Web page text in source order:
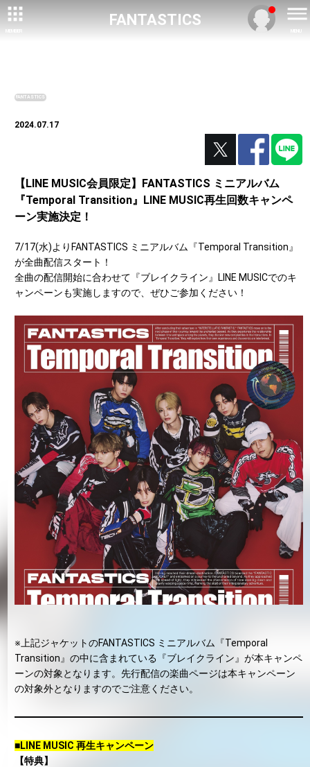
MEMBER MENU
FANTASTICS
FANTASTICS
2024.07.17
【LINE MUSIC会員限定】FANTASTICS ミニアルバム
『Temporal Transition』LINE MUSIC再生回数キャンペ
ーン実施決定！
7/17(水)よりFANTASTICS ミニアルバム『Temporal Transition』
が全曲配信スタート！
全曲の配信開始に合わせて『ブレイクライン』LINE MUSICでのキ
ャンペーンも実施しますので、ぜひご参加ください！
※上記ジャケットのFANTASTICS ミニアルバム『Temporal
Transition』の中に含まれている『ブレイクライン』が本キャンペ
ーンの対象となります。先行配信の楽曲ページは本キャンペーン
の対象外となりますのでご注意ください。
■LINE MUSIC 再生キャンペーン
【特典】